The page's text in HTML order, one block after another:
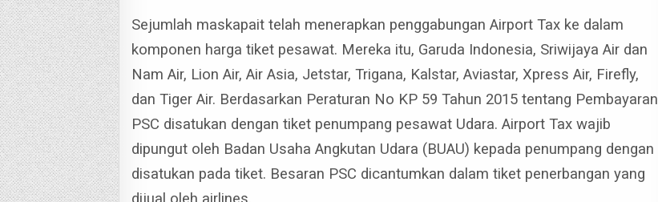
Sejumlah maskapait telah menerapkan penggabungan Airport Tax ke dalam
komponen harga tiket pesawat. Mereka itu, Garuda Indonesia, Sriwijaya Air dan
Nam Air, Lion Air, Air Asia, Jetstar, Trigana, Kalstar, Aviastar, Xpress Air, Firefly,
dan Tiger Air. Berdasarkan Peraturan No KP 59 Tahun 2015 tentang Pembayaran
PSC disatukan dengan tiket penumpang pesawat Udara. Airport Tax wajib
dipungut oleh Badan Usaha Angkutan Udara (BUAU) kepada penumpang dengan
disatukan pada tiket. Besaran PSC dicantumkan dalam tiket penerbangan yang